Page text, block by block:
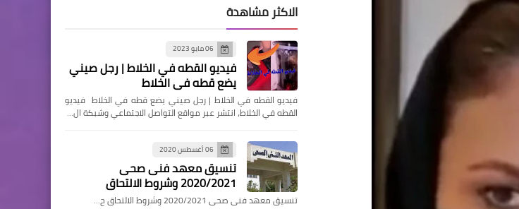
الاكثر مشاهدة
06 مايو 2023
فيديو القطه في الخلاط | رجل صيني
يضع قطه في الخلاط
فيديو القطه في الخلاط | رجل صيني يضع قطه في الخلاط فيديو
القطه في الخلاط، انتشر عبر مواقع التواصل الاجتماعي وشبكة ال…
06 أغسطس 2020
تنسيق معهد فنى صحى
2020/2021 وشروط الالتحاق
تنسيق معهد فنى صحى 2020/2021 وشروط الالتحاق ح…